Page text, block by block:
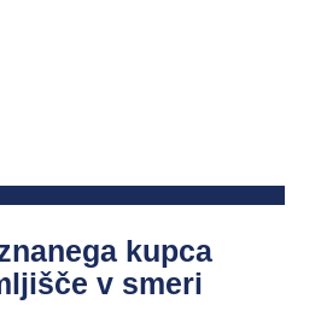
kupca
v smeri